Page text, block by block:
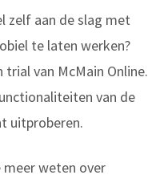
zelf aan de slag met
te laten werken?
van McMain Online.
van de
uitproberen.
meer weten over